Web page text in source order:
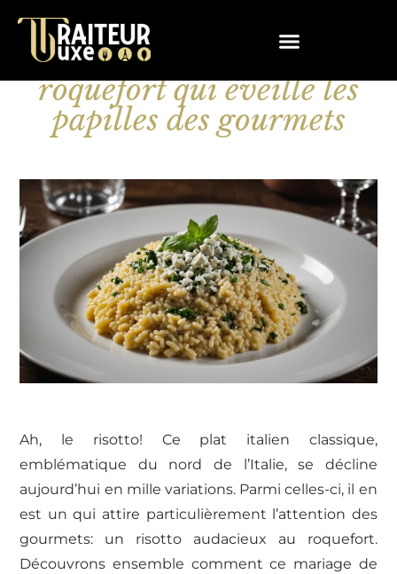
Un risotto audacieux au
roquefort qui éveille les
papilles des gourmets
Ah, le risotto! Ce plat italien classique,
emblématique du nord de l’Italie, se décline
aujourd’hui en mille variations. Parmi celles-ci, il en
est un qui attire particulièrement l’attention des
gourmets: un risotto audacieux au roquefort.
Découvrons ensemble comment ce mariage de